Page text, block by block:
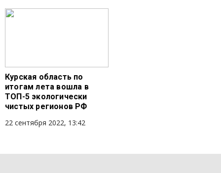
Курская область по
итогам лета вошла в
ТОП-5 экологически
чистых регионов РФ
22 сентября 2022, 13:42